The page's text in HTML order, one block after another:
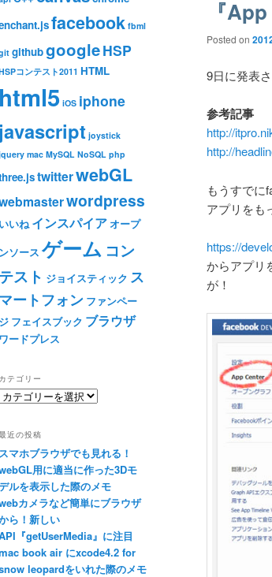
『
Posted on
9日に発表
参考記事
http://
http://
もうすで
アプリをも
https://
からアプリ
が！
facebook fbml
githubgoogleHSP
コンテスト2011 HTML
html5 iOS iphone
javascript joystick
mac MySQL NoSQL php
twitterwebGL
wordpress
いいね インスパイアオープ
ンソース ゲーム コン
テスト ジョイスティック ス
マートフォン ファンペー
ジ フェイスブック ブラウザ
ワードプレス
カテゴリー
カ
ー
近の投稿
スマホブラウザでも見れる！
用に適当に作った3Dモ
ルを表示した際のメモ
カメラなど簡単にブラウザ
ら！新しい
『getUserMedia』に注目
book air にxcode4.2 for
leopardをいれた際のメモ